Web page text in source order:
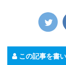
この記事を書